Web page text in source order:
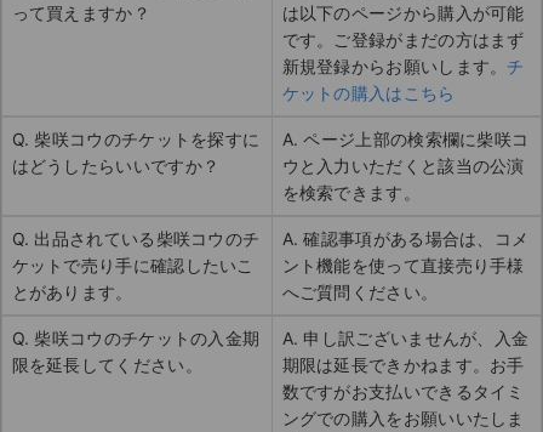
って買えますか？
は以下のページから購入が可能
です。ご登録がまだの方はまず
新規登録からお願いします。 チ
ケットの購入はこちら
Q. 柴咲コウのチケットを探すに
はどうしたらいいですか？
A. ページ上部の検索欄に柴咲コ
ウと入力いただくと該当の公演
を検索できます。
Q. 出品されている柴咲コウのチ
ケットで売り手に確認したいこ
とがあります。
A. 確認事項がある場合は、コメ
ント機能を使って直接売り手様
へご質問ください。
Q. 柴咲コウのチケットの入金期
限を延長してください。
A. 申し訳ございませんが、入金
期限は延長できかねます。お手
数ですがお支払いできるタイミ
ングでの購入をお願いいたしま